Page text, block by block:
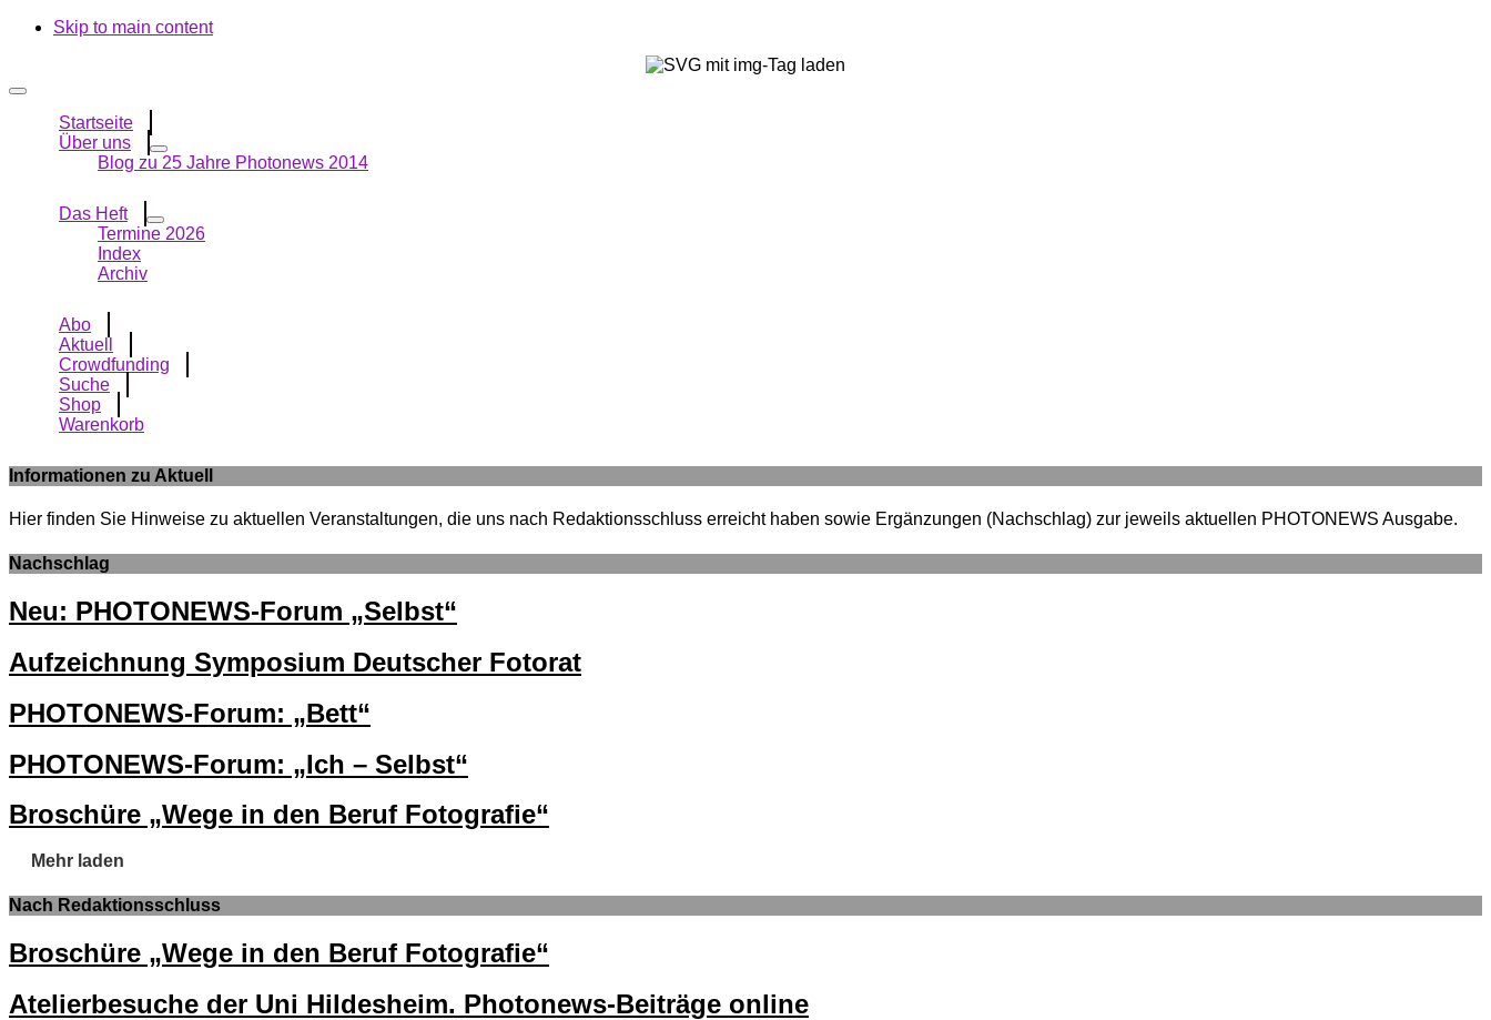
Skip to main content
Startseite
Über uns
Blog zu 25 Jahre Photonews 2014
Das Heft
Termine 2026
Index
Archiv
Abo
Aktuell
Crowdfunding
Suche
Shop
Warenkorb
Informationen zu Aktuell
Hier finden Sie Hinweise zu aktuellen Veranstaltungen, die uns nach Redaktionsschluss erreicht haben sowie Ergänzungen (Nachschlag) zur jeweils aktuellen PHOTONEWS Ausgabe.
Nachschlag
Neu: PHOTONEWS-Forum „Selbst“
Aufzeichnung Symposium Deutscher Fotorat
PHOTONEWS-Forum: „Bett“
PHOTONEWS-Forum: „Ich – Selbst“
Broschüre „Wege in den Beruf Fotografie“
Mehr laden
Nach Redaktionsschluss
Broschüre „Wege in den Beruf Fotografie“
Atelierbesuche der Uni Hildesheim. Photonews-Beiträge online